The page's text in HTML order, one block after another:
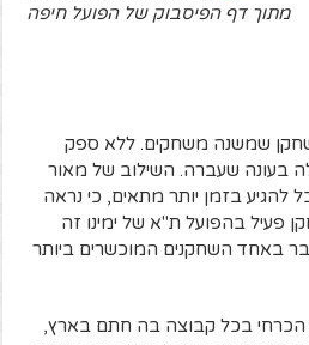
מתוך דף הפיסבוק של הפועל חיפה
שמשנה משחקים. ללא ספק
בעונה שעברה. השילוב של מאור
להגיע בזמן יותר מתאים, כי נראה
פעיל בהפועל ת"א של ימינו זה
באחד השחקנים המוכשרים ביותר
הכרחי בכל קבוצה בה חתם בארץ,